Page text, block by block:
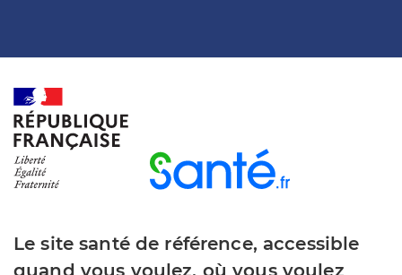
Le site santé de référence, accessible
quand vous voulez, où vous voulez